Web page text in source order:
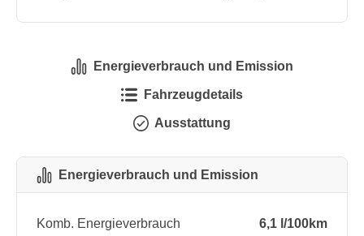
Energieverbrauch und Emission
Fahrzeugdetails
Ausstattung
Energieverbrauch und Emission
Komb. Energieverbrauch
6,1 l/100km